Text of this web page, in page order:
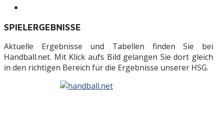
SPIELERGEBNISSE
Aktuelle Ergebnisse und Tabellen finden Sie bei
Handball.net. Mit Klick aufs Bild gelangen Sie dort gleich
in den richtigen Bereich für die Ergebnisse unserer HSG.